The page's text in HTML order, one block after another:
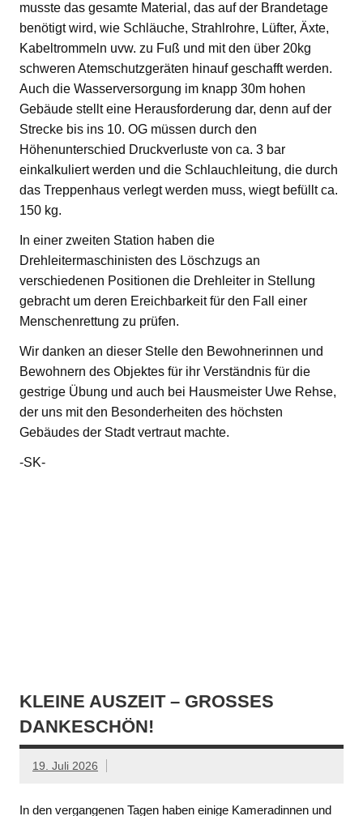
musste das gesamte Material, das auf der Brandetage
benötigt wird, wie Schläuche, Strahlrohre, Lüfter, Äxte,
Kabeltrommeln uvw. zu Fuß und mit den über 20kg
schweren Atemschutzgeräten hinauf geschafft werden.
Auch die Wasserversorgung im knapp 30m hohen
Gebäude stellt eine Herausforderung dar, denn auf der
Strecke bis ins 10. OG müssen durch den
Höhenunterschied Druckverluste von ca. 3 bar
einkalkuliert werden und die Schlauchleitung, die durch
das Treppenhaus verlegt werden muss, wiegt befüllt ca.
150 kg.
In einer zweiten Station haben die
Drehleitermaschinisten des Löschzugs an
verschiedenen Positionen die Drehleiter in Stellung
gebracht um deren Ereichbarkeit für den Fall einer
Menschenrettung zu prüfen.
Wir danken an dieser Stelle den Bewohnerinnen und
Bewohnern des Objektes für ihr Verständnis für die
gestrige Übung und auch bei Hausmeister Uwe Rehse,
der uns mit den Besonderheiten des höchsten
Gebäudes der Stadt vertraut machte.
-SK-
KLEINE AUSZEIT – GROSSES D
ANKESCHÖN!
19. Juli 2026
In den vergangenen Tagen haben einige Kameradinnen und